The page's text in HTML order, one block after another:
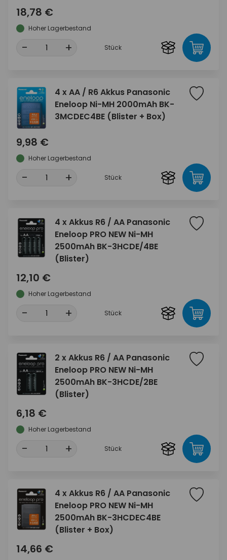
18,78 €
Hoher Lagerbestand
- + Stück
4 x AA / R6 Akkus Panasonic
Eneloop Ni-MH 2000mAh BK-
3MCDEC4BE (Blister + Box)
9,98 €
Hoher Lagerbestand
- + Stück
4 x Akkus R6 / AA Panasonic
Eneloop PRO NEW Ni-MH
2500mAh BK-3HCDE/4BE
(Blister)
12,10 €
Hoher Lagerbestand
- + Stück
2 x Akkus R6 / AA Panasonic
Eneloop PRO NEW Ni-MH
2500mAh BK-3HCDE/2BE
(Blister)
6,18 €
Hoher Lagerbestand
- + Stück
4 x Akkus R6 / AA Panasonic
Eneloop PRO NEW Ni-MH
2500mAh BK-3HCDEC4BE
(Blister + Box)
14,66 €